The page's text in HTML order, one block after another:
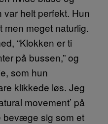
helt perfekt. Hun
men meget naturlig.
“Klokken er ti
på bussen,” og
som hun
klikkede løs. Jeg
movement’ på
bevæge sig som et